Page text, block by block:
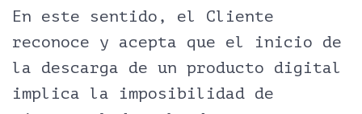
En este sentido, el Cliente
reconoce y acepta que el inicio de
la descarga de un producto digital
implica la imposibilidad de